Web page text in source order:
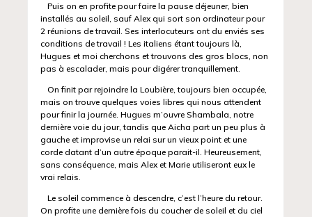
Puis on en profite pour faire la pause déjeuner, bien
installés au soleil, sauf Alex qui sort son ordinateur pour
2 réunions de travail. Ses interlocuteurs ont du enviés ses
conditions de travail ! Les italiens étant toujours là,
Hugues et moi cherchons et trouvons des gros blocs, non
pas à escalader, mais pour digérer tranquillement.
On finit par rejoindre la Loubière, toujours bien occupée,
mais on trouve quelques voies libres qui nous attendent
pour finir la journée. Hugues m’ouvre Shambala, notre
dernière voie du jour, tandis que Aicha part un peu plus à
gauche et improvise un relai sur un vieux point et une
corde datant d’un autre époque parait-il. Heureusement,
sans conséquence, mais Alex et Marie utiliseront eux le
vrai relais.
Le soleil commence à descendre, c’est l’heure du retour.
On profite une dernière fois du coucher de soleil et du ciel